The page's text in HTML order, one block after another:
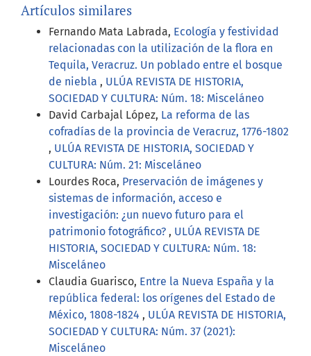
Artículos similares
Fernando Mata Labrada, Ecología y festividad
relacionadas con la utilización de la flora en
Tequila, Veracruz. Un poblado entre el bosque
de niebla , ULÚA REVISTA DE HISTORIA,
SOCIEDAD Y CULTURA: Núm. 18: Misceláneo
David Carbajal López, La reforma de las
cofradías de la provincia de Veracruz, 1776-1802
, ULÚA REVISTA DE HISTORIA, SOCIEDAD Y
CULTURA: Núm. 21: Misceláneo
Lourdes Roca, Preservación de imágenes y
sistemas de información, acceso e
investigación: ¿un nuevo futuro para el
patrimonio fotográfico? , ULÚA REVISTA DE
HISTORIA, SOCIEDAD Y CULTURA: Núm. 18:
Misceláneo
Claudia Guarisco, Entre la Nueva España y la
república federal: los orígenes del Estado de
México, 1808-1824 , ULÚA REVISTA DE HISTORIA,
SOCIEDAD Y CULTURA: Núm. 37 (2021):
Misceláneo